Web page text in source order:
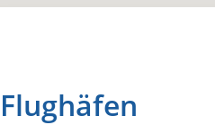
Flughäfen